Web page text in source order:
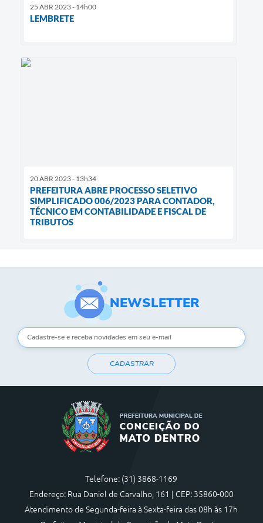
25 ABR 2023 - 14h00
LEMBRETE
20 ABR 2023 - 13h34
PREFEITURA ABRE PROCESSO SELETIVO
SIMPLIFICADO 006/2023 PARA CONTADOR,
TÉCNICO EM CONTABILIDADE E FISCAL DE
TRIBUTOS
NEWSLETTER
CADASTRAR
Telefone: (31) 3868-1169
Endereço: Rua Daniel de Carvalho, 161 | CEP: 35860-000
Atendimento de Segunda-feira à Sexta-feira das 08h às 17h